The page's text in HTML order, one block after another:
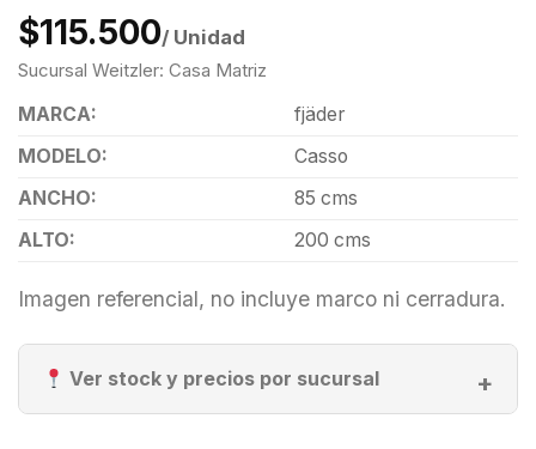
$115.500/ Unidad
Sucursal Weitzler: Casa Matriz
MARCA:
fjäder
MODELO:
Casso
ANCHO:
85 cms
ALTO:
200 cms
Imagen referencial, no incluye marco ni cerradura.
Ver stock y precios por sucursal